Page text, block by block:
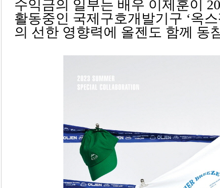
수익금의 일부는 배우 이제훈이
활동중인 국제구호개발기구 ‘옥
의 선한 영향력에 올젠도 함께 동